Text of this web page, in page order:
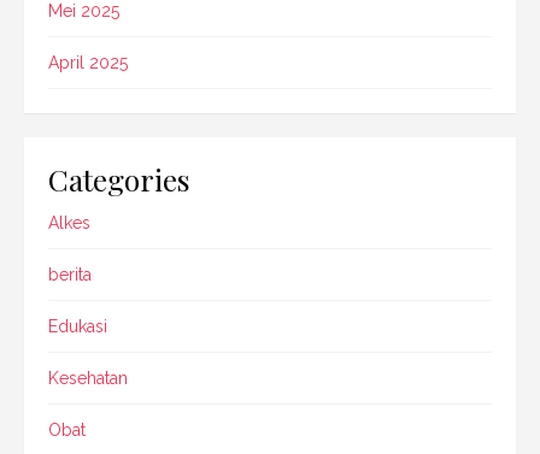
Mei 2025
April 2025
Categories
Alkes
berita
Edukasi
Kesehatan
Obat